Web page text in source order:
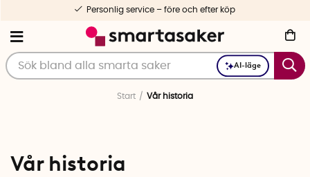
AI-läge
Personlig service – före och efter köp
Start Vår historia
Vår historia